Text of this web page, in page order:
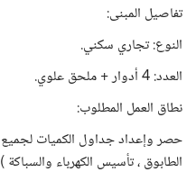
​تفاصيل المبنى:
​النوع: تجاري سكني.
​العدد: 4 أدوار + ملحق علوي.
​نطاق العمل المطلوب:
​حصر وإعداد جداول الكميات لجميع
الطابوق ، تأسيس الكهرباء والسباكة